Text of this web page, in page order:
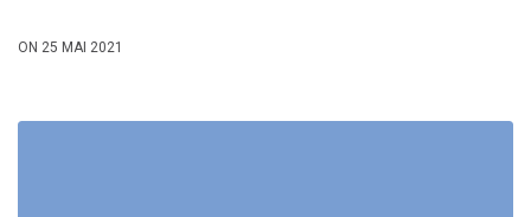
ON 25 MAI 2021